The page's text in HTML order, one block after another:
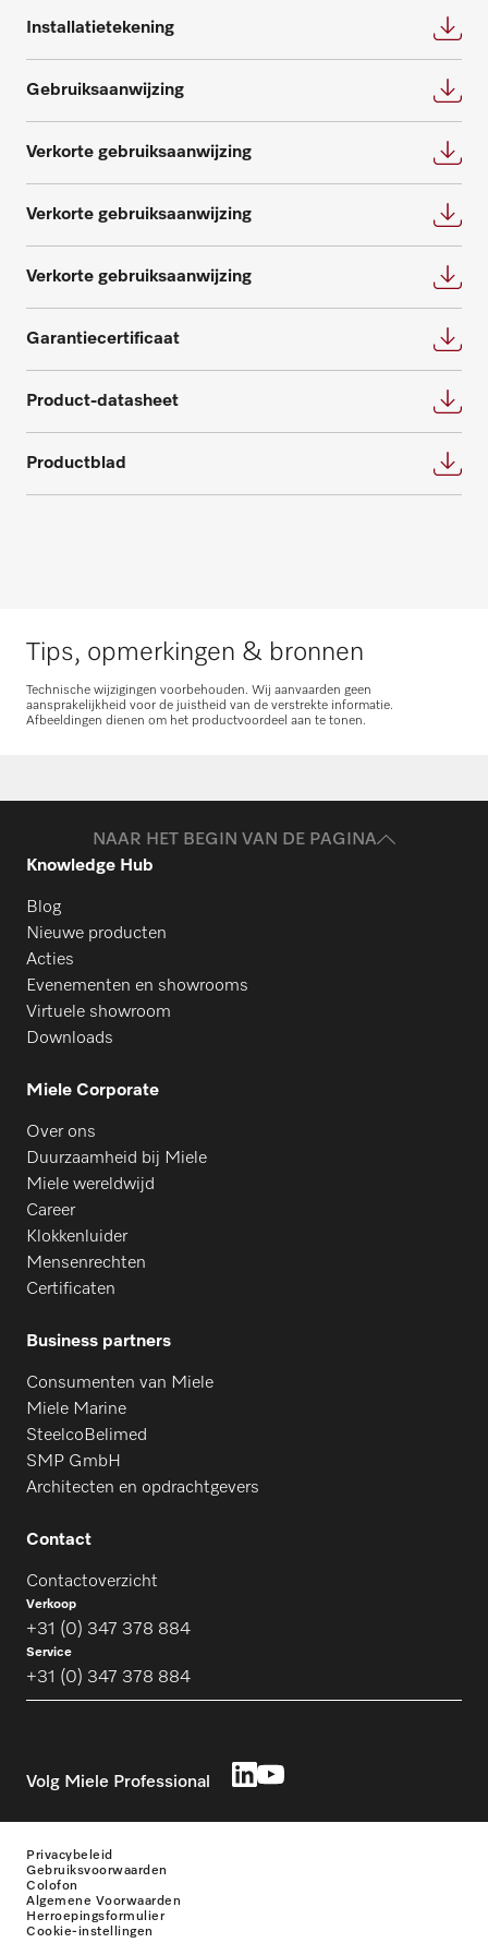
Onderdelen aanvragen
Onderdelen aanvragen
Neem contact met ons op
Installatietekening
Gebruiksaanwijzing
Verkorte gebruiksaanwijzing
Verkorte gebruiksaanwijzing
Verkorte gebruiksaanwijzing
Garantiecertificaat
Product-datasheet
Productblad
Tips, opmerkingen & bronnen
Technische wijzigingen voorbehouden. Wij aanvaarden geen
aansprakelijkheid voor de juistheid van de verstrekte informatie.
Afbeeldingen dienen om het productvoordeel aan te tonen.
NAAR HET BEGIN VAN DE PAGINA
Knowledge Hub
Blog
Nieuwe producten
Acties
Evenementen en showrooms
Virtuele showroom
Downloads
Miele Corporate
Over ons
Duurzaamheid bij Miele
Miele wereldwijd
Career
Klokkenluider
Mensenrechten
Certificaten
Business partners
Consumenten van Miele
Miele Marine
SteelcoBelimed
SMP GmbH
Architecten en opdrachtgevers
Contact
Contactoverzicht
Verkoop
+31 (0) 347 378 884
Service
+31 (0) 347 378 884
Volg Miele Professional
Privacybeleid
Gebruiksvoorwaarden
Colofon
Algemene Voorwaarden
Herroepingsformulier
Cookie-instellingen